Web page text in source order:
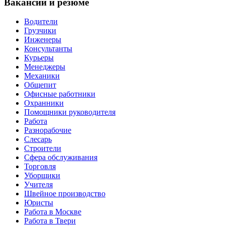
Водители
Грузчики
Инженеры
Консультанты
Курьеры
Менеджеры
Механики
Общепит
Офисные работники
Охранники
Помощники руководителя
Работа
Разнорабочие
Слесарь
Строители
Сфера обслуживания
Торговля
Уборщики
Учителя
Швейное производство
Юристы
Работа в Москве
Работа в Твери